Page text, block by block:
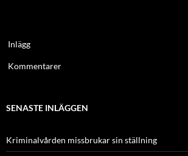
Inlägg
Kommentarer
SENASTE INLÄGGEN
Kriminalvården missbrukar sin ställning